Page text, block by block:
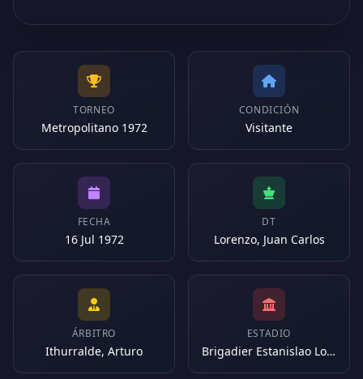
TORNEO
Metropolitano 1972
CONDICIÓN
Visitante
FECHA
16 Jul 1972
DT
Lorenzo, Juan Carlos
ÁRBITRO
Ithurralde, Arturo
ESTADIO
Brigadier Estanislao Lopez (Argentina)